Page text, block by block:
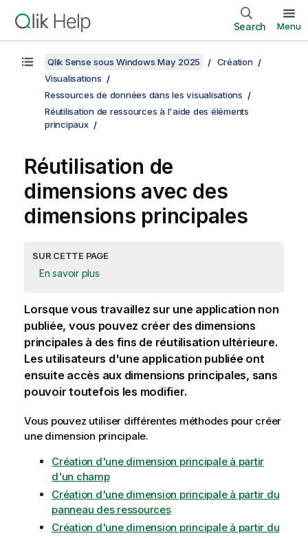
Search Menu
Qlik Sense sous Windows May 2025
Création
Visualisations
Ressources de données dans les visualisations
Réutilisation de ressources à l'aide des éléments
principaux
Réutilisation de
dimensions avec des
dimensions principales
SUR CETTE PAGE
En savoir plus
Lorsque vous travaillez sur une application non
publiée, vous pouvez créer des dimensions
principales à des fins de réutilisation ultérieure.
Les utilisateurs d'une application publiée ont
ensuite accès aux dimensions principales, sans
pouvoir toutefois les modifier.
Vous pouvez utiliser différentes méthodes pour créer
une dimension principale.
Création d'une dimension principale à partir
d'un champ
Création d'une dimension principale à partir du
panneau des ressources
Création d'une dimension principale à partir du